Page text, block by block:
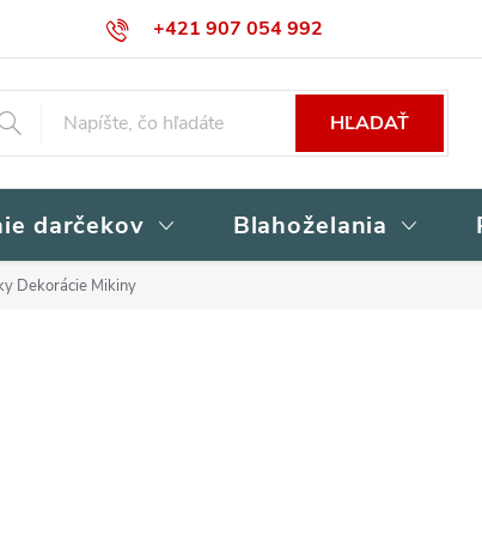
+421 907 054 992
Obchodné podmienky Podmienky ochrany
HĽADAŤ
darčekov Blahoželania
Dekorácie Mikiny